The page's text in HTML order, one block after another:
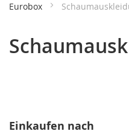
Eurobox
Einkaufen nach